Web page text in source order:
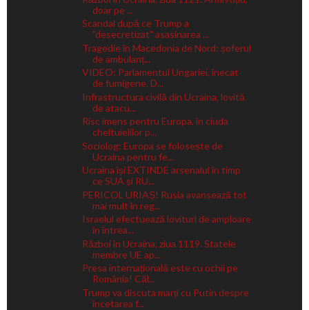
doar pe ...
Scandal după ce Trump a
"desecretizat" asasinarea ...
Tragedie în Macedonia de Nord: șoferul
de ambulanț...
VIDEO: Parlamentul Ungariei, înecat
de fumigene. D...
Infrastructura civilă din Ucraina, lovită
de atacu...
Risc imens pentru Europa, în ciuda
cheltuielilor p...
Sociolog: Europa se folosește de
Ucraina pentru fe...
Ucraina își EXTINDE arsenalul în timp
ce SUA și RU...
PERICOL URIAȘ! Rusia avansează tot
mai mult în reg...
Israelul efectuează lovituri de amploare
în întrea...
Război în Ucraina, ziua 1119. Statele
membre UE ap...
Presa internațională este cu ochii pe
România! Căl...
Trump va discuta marți cu Putin despre
încetarea f...